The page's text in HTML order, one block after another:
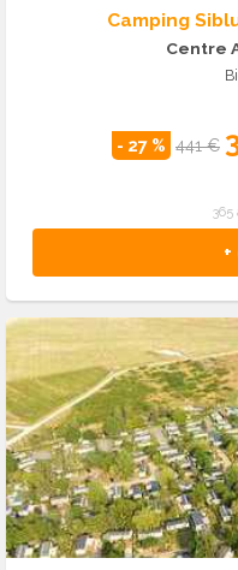
Camping
Centre
- 27 % 441 €
365